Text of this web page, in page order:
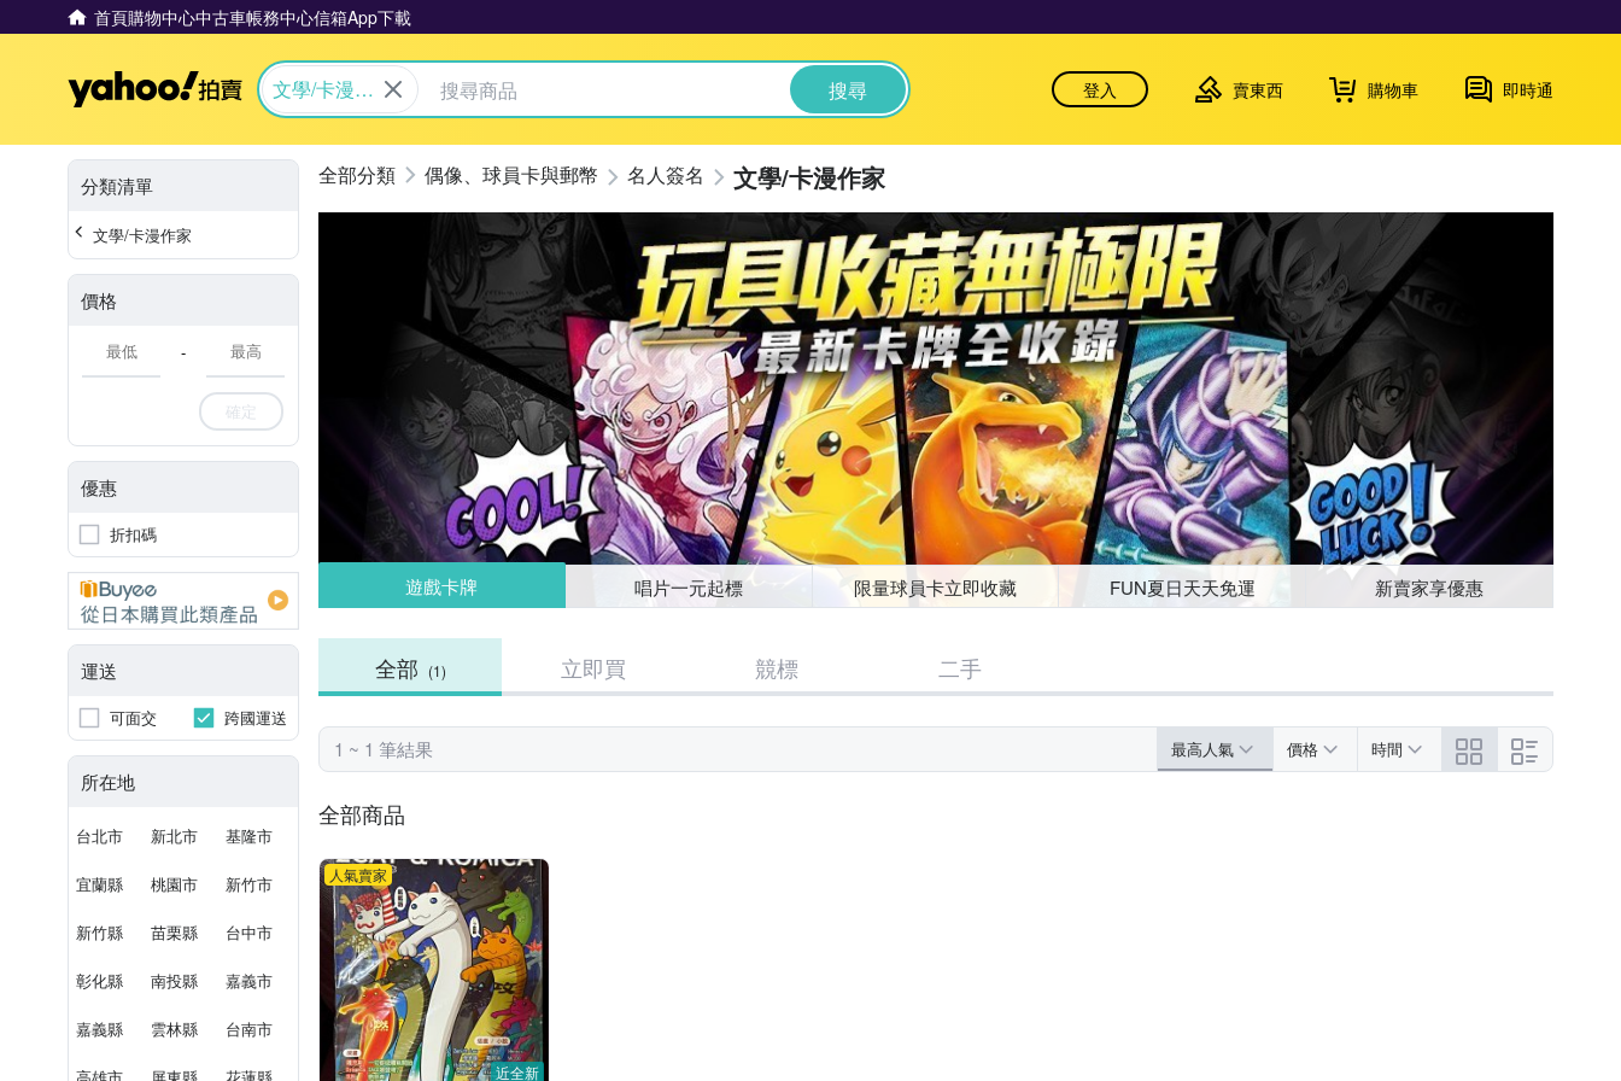
首頁購物中心中古車帳務中心信箱App下載
Yahoo拍賣
文學/卡漫作
搜尋 登入 賣東西 購物車 即時通
分類清單
文學/卡漫作家
價格
-
確定
優惠
折扣碼
運送
可面交 跨國運送
所在地
台北市 新北市 基隆市
宜蘭縣 桃園市 新竹市
新竹縣 苗栗縣 台中市
彰化縣 南投縣 嘉義市
嘉義縣 雲林縣 台南市
偶像、球員卡與郵幣 名人簽名 文學/卡漫作家
遊戲卡牌 唱片一元起標 限量球員卡立即收藏 FUN夏日天天免運 新賣家享優惠
全部 (1) 立即買 競標 二手
1 ~ 1 筆結果 最高人氣 價格 時間
全部商品
近全新
人氣賣家